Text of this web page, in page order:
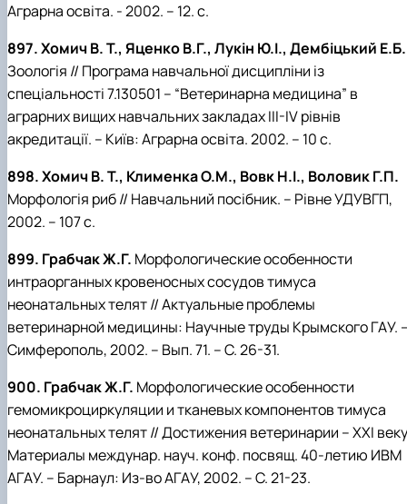
Аграрна освіта. - 2002. – 12. с.
897. Хомич В. Т., Яценко В.Г., Лукін Ю.І., Дембіцький Е.Б.
Зоологія // Програма навчальної дисципліни із
спеціальності 7.130501 – “Ветеринарна медицина” в
аграрних вищих навчальних закладах ІІІ-ІV рівнів
акредитації. – Київ: Аграрна освіта. 2002. – 10 с.
898. Хомич В. Т., Клименка О.М., Вовк Н.І., Воловик Г.П.
Морфологія риб // Навчальний посібник. – Рівне УДУВГП,
2002. – 107 с.
899. Грабчак Ж.Г. Морфологические особенности
интраорганных кровеносных сосудов тимуса
неонатальных телят // Актуальные проблемы
ветеринарной медицины: Научные труды Крымского ГАУ.
Симферополь, 2002. – Вып. 71. – С. 26-31.
900. Грабчак Ж.Г. Морфологические особенности
гемомикроциркуляции и тканевых компонентов тимуса
неонатальных телят // Достижения ветеринарии – ХХІ
Материалы междунар. науч. конф. посвящ. 40-летию ИВМ
АГАУ. – Барнаул: Из-во АГАУ, 2002. – С. 21-23.